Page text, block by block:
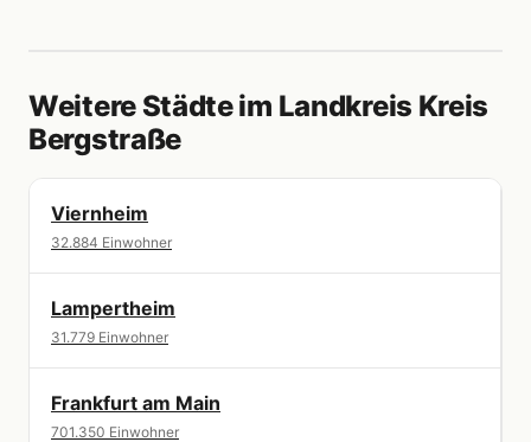
Weitere Städte im Landkreis Kreis
Bergstraße
Viernheim
32.884 Einwohner
Lampertheim
31.779 Einwohner
Frankfurt am Main
701.350 Einwohner